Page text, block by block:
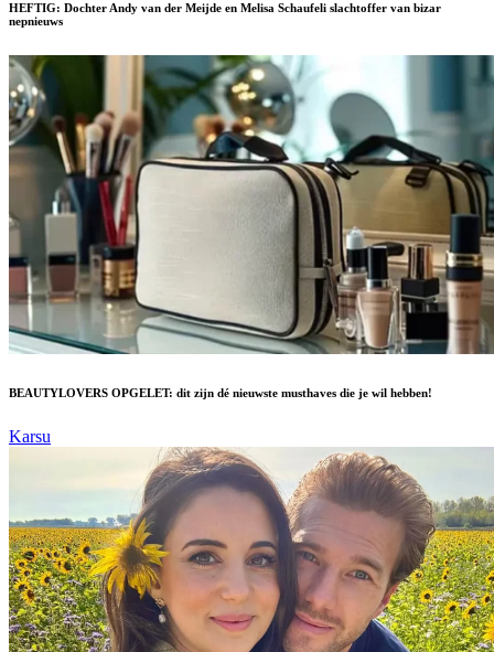
HEFTIG: Dochter Andy van der Meijde en Melisa Schaufeli slachtoffer van bizar
nepnieuws
BEAUTYLOVERS OPGELET: dit zijn dé nieuwste musthaves die je wil hebben!
Karsu